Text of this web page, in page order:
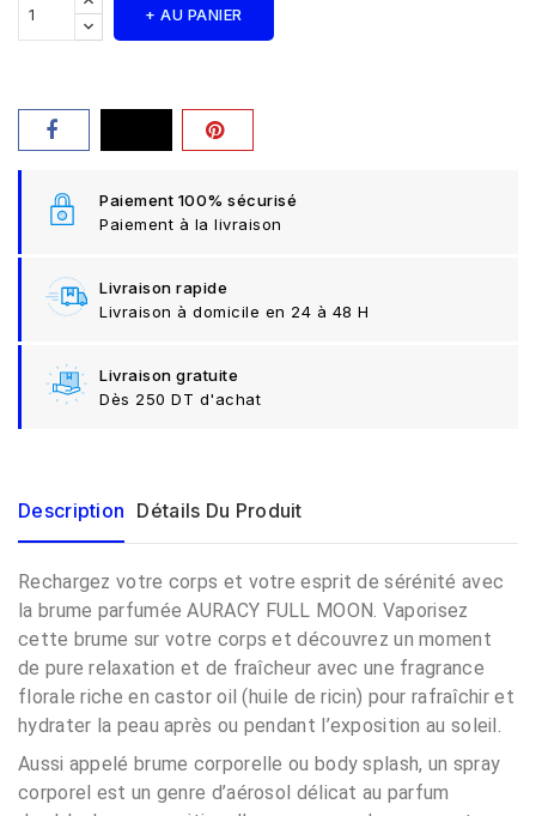
+ AU PANIER
Paiement 100% sécurisé
Paiement à la livraison
Livraison rapide
Livraison à domicile en 24 à 48 H
Livraison gratuite
Dès 250 DT d'achat
Description Détails Du Produit
Rechargez votre corps et votre esprit de sérénité avec
la brume parfumée AURACY FULL MOON. Vaporisez
cette brume sur votre corps et découvrez un moment
de pure relaxation et de fraîcheur avec une fragrance
florale riche en castor oil (huile de ricin) pour rafraîchir et
hydrater la peau après ou pendant l’exposition au soleil.
Aussi appelé brume corporelle ou body splash, un spray
corporel est un genre d’aérosol délicat au parfum